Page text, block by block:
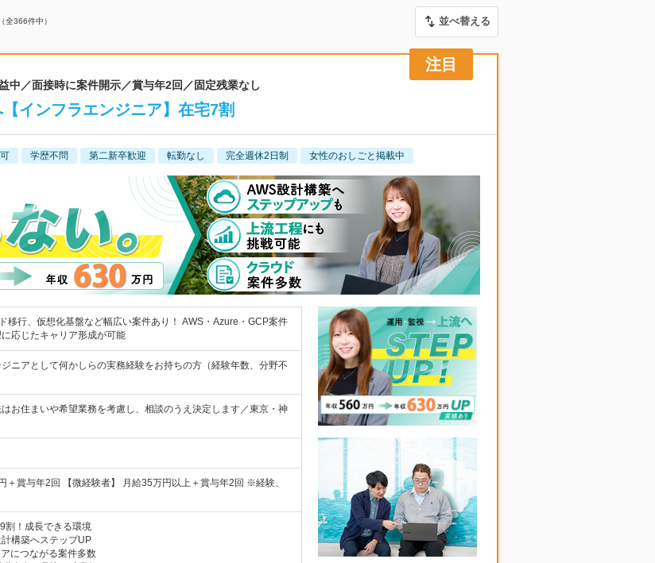
全366件中） 並べ替える
中／面接時に案件開示／賞与年2回／固定残業なし
インフラエンジニア】在宅7割
学歴不問 第二新卒歓迎 転勤なし 完全週休2日制 女性のおしごと掲載中
移行、仮想化基盤など幅広い案件あり！ AWS・Azure・GCP案件
応じたキャリア形成が可能
ニアとして何かしらの実務経験をお持ちの方（経験年数、分野不
はお住まいや希望業務を考慮し、相談のうえ決定します／東京・神
＋賞与年2回 【微経験者】 月給35万円以上＋賞与年2回 ※経験、
割！成長できる環境
構築へステップUP
につながる案件多数